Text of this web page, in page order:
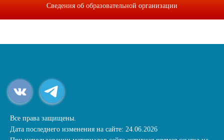
Сведения об образовательной организации
Все права защищены.
Дата последнего изменения на сайте: 24.06.2026